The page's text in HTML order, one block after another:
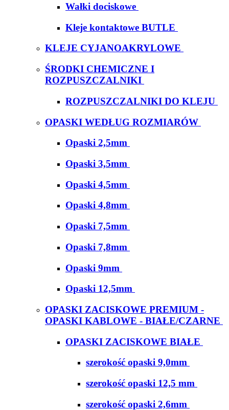
Wałki dociskowe
Kleje kontaktowe BUTLE
KLEJE CYJANOAKRYLOWE
ŚRODKI CHEMICZNE I
ROZPUSZCZALNIKI
ROZPUSZCZALNIKI DO KLEJU
OPASKI WEDŁUG ROZMIARÓW
Opaski 2,5mm
Opaski 3,5mm
Opaski 4,5mm
Opaski 4,8mm
Opaski 7,5mm
Opaski 7,8mm
Opaski 9mm
Opaski 12,5mm
OPASKI ZACISKOWE PREMIUM -
OPASKI KABLOWE - BIAŁE/CZARNE
OPASKI ZACISKOWE BIAŁE
szerokość opaski 9,0mm
szerokość opaski 12,5 mm
szerokość opaski 2,6mm